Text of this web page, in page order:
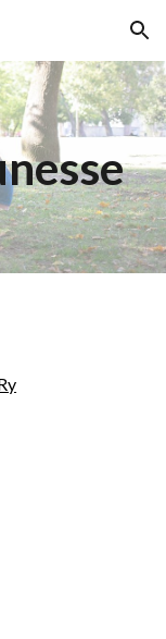
Skip to navigation